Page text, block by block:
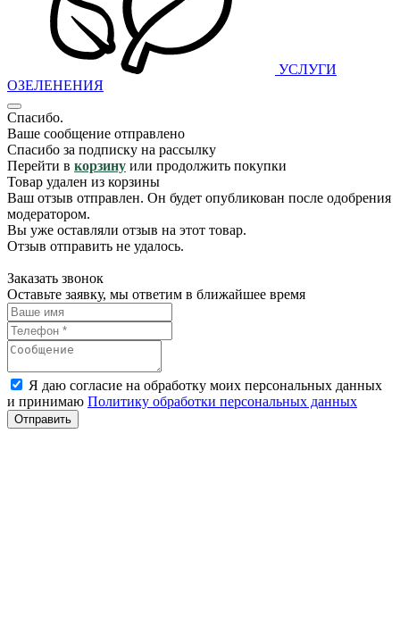
УСЛУГИ
ОЗЕЛЕНЕНИЯ
Спасибо.
Ваше сообщение отправлено
Спасибо за подписку на рассылку
Перейти в корзину или продолжить покупки
Товар удален из корзины
Ваш отзыв отправлен. Он будет опубликован после одобрения
модератором.
Вы уже оставляли отзыв на этот товар.
Отзыв отправить не удалось.
Заказать звонок
Оставьте заявку, мы ответим в ближайшее время
Я даю согласие на обработку моих персональных данных
и принимаю Политику обработки персональных данных
Отправить